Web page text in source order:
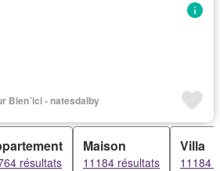
Bien´ici - natesdalby
résultats
Maison
11184 résultats
Villa
11184